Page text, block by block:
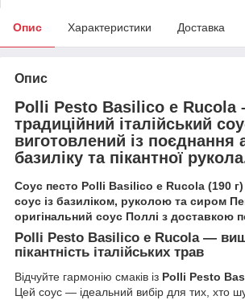
Опис Характеристики Доставка
Опис
Polli Pesto Basilico e Rucola
традиційний італійський
виготовлений із поєднання
базиліку та пікантної
Соус песто Polli Basilico e Rucola (190 г)
соус із базиліком, руколою та сиром
оригінальний соус Поллі з доставкою
Polli Pesto Basilico e Rucola —
пікантність італійських трав
Відчуйте гармонію смаків із Polli Pesto
Цей соус — ідеальний вибір для тих, хто